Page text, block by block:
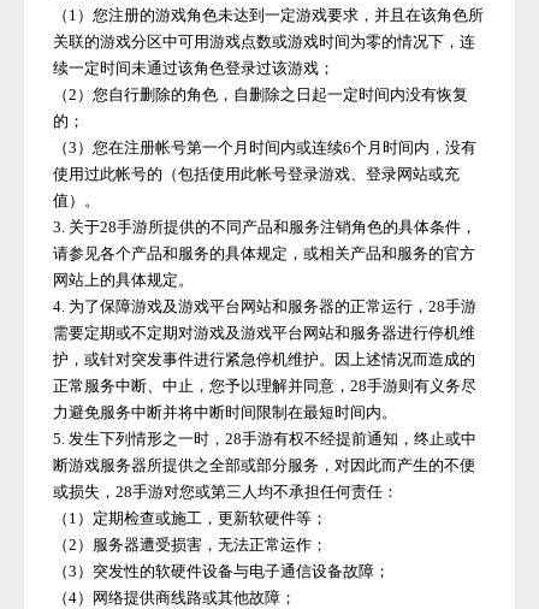
（ 1）您注册的游戏角色未达到一定游戏要求，并且在该角色所
关联的游戏分区中可用游戏点数或游戏时间为零的情况下，连
续一定时间未通过该角色登录过该游戏；
（2）您自行删除的角色，自删除之日起一定时间内没有恢复
的；
（3）您在注册帐号第一个月时间内或连续6个月时间内，没有
使用过此帐号的（包括使用此帐号登录游戏、登录网站或充
值）。
3. 关于28手游所提供的不同产品和服务注销角色的具体条件，
请参见各个产品和服务的具体规定，或相关产品和服务的官方
网站上的具体规定。
4. 为了保障游戏及游戏平台网站和服务器的正常运行，28手游
需要定期或不定期对游戏及游戏平台网站和服务器进行停机维
护，或针对突发事件进行紧急停机维护。因上述情况而造成的
正常服务中断、中止，您予以理解并同意，28手游则有义务尽
力避免服务中断并将中断时间限制在最短时间内。
5. 发生下列情形之一时，28手游有权不经提前通知，终止或中
断游戏服务器所提供之全部或部分服务，对因此而产生的不便
或损失，28手游对您或第三人均不承担任何责任：
（ 1）定期检查或施工，更新软硬件等；
（2）服务器遭受损害，无法正常运作；
（3）突发性的软硬件设备与电子通信设备故障；
（4）网络提供商线路或其他故障；